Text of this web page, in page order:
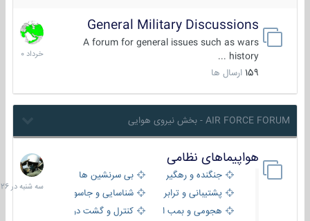
General Military Discussions
A forum for general issues such as wars
history ...
159 ارسال ها
10
خرداد
1400
AIR FORCE FORUM - بخش نیروی هوایی
هواپیماهای نظامی
جنگنده و رهگیر
بی سرنشین ها
پشتیبانی و ترابری
شناسایی و جاسوسی
هجومی و بمب افکن
کنترل و گشت دریایی
سه
شنبه
در